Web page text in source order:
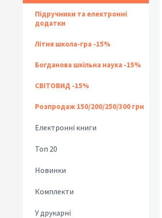
Підручники та електронні
додатки
Літня школа-гра -15%
Богданова шкільна наука -15%
СВІТОВИД -15%
Розпродаж 150/200/250/300 грн
Електронні книги
Топ 20
Новинки
Комплекти
У друкарні